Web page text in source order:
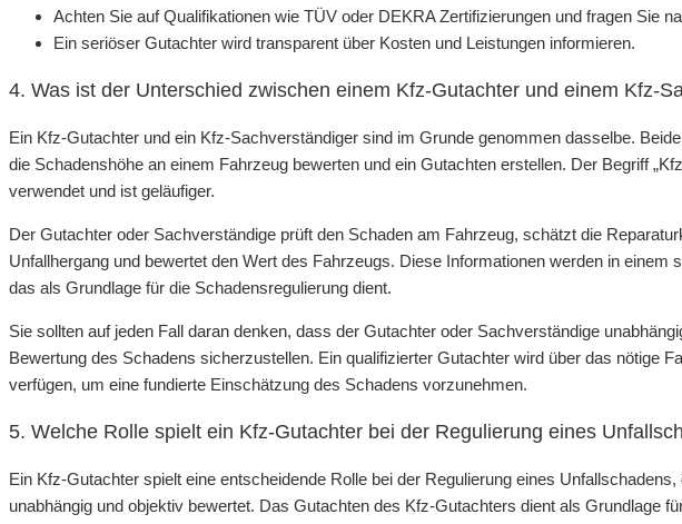
Achten Sie auf Qualifikationen wie TÜV oder DEKRA Zertifizierungen und fragen Sie
Ein seriöser Gutachter wird transparent über Kosten und Leistungen informieren.
4. Was ist der Unterschied zwischen einem Kfz-Gutachter und einem Kfz-
Ein Kfz-Gutachter und ein Kfz-Sachverständiger sind im Grunde genommen dasselbe.
die Schadenshöhe an einem Fahrzeug bewerten und ein Gutachten erstellen. Der Begriff
verwendet und ist geläufiger.
Der Gutachter oder Sachverständige prüft den Schaden am Fahrzeug, schätzt die
Unfallhergang und bewertet den Wert des Fahrzeugs. Diese Informationen werden in einem
das als Grundlage für die Schadensregulierung dient.
Sie sollten auf jeden Fall daran denken, dass der Gutachter oder Sachverständige
Bewertung des Schadens sicherzustellen. Ein qualifizierter Gutachter wird über das nötige
verfügen, um eine fundierte Einschätzung des Schadens vorzunehmen.
5. Welche Rolle spielt ein Kfz-Gutachter bei der Regulierung eines
Ein Kfz-Gutachter spielt eine entscheidende Rolle bei der Regulierung eines
unabhängig und objektiv bewertet. Das Gutachten des Kfz-Gutachters dient als Grundlage